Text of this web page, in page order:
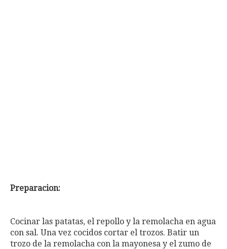
Preparacion:
Cocinar las patatas, el repollo y la remolacha en agua
con sal. Una vez cocidos cortar el trozos. Batir un
trozo de la remolacha con la mayonesa y el zumo de